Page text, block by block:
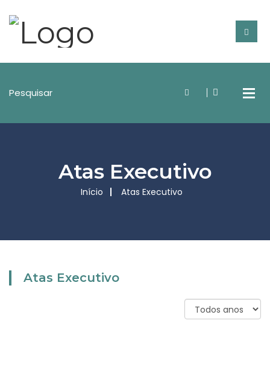
Atas Executivo
Início Atas Executivo
Atas Executivo